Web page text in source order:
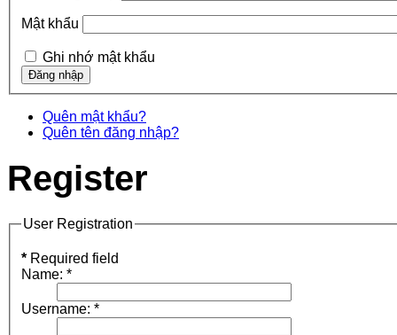
Mật khẩu
Ghi nhớ mật khẩu
Quên mật khẩu?
Quên tên đăng nhập?
Register
User Registration
* Required field
Name: *
Username: *